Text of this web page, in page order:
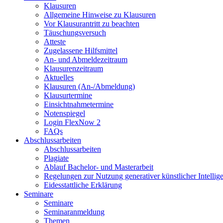
Klausuren
Allgemeine Hinweise zu Klausuren
Vor Klausurantritt zu beachten
Täuschungsversuch
Atteste
Zugelassene Hilfsmittel
An- und Abmeldezeitraum
Klausurenzeitraum
Aktuelles
Klausuren (An-/Abmeldung)
Klausurtermine
Einsichtnahmetermine
Notenspiegel
Login FlexNow 2
FAQs
Abschlussarbeiten
Abschlussarbeiten
Plagiate
Ablauf Bachelor- und Masterarbeit
Regelungen zur Nutzung generativer künstlicher
Eidesstattliche Erklärung
Seminare
Seminare
Seminaranmeldung
Themen